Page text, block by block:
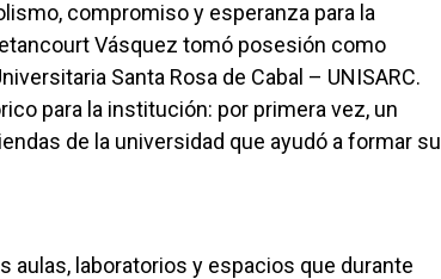
compromiso y esperanza para la
Vásquez tomó posesión como
Santa Rosa de Cabal – UNISARC.
para la institución: por primera vez, un
de la universidad que ayudó a formar su
aulas, laboratorios y espacios que durante